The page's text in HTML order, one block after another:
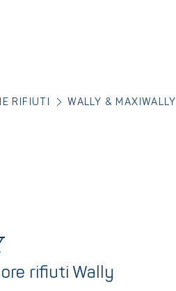
RIFIUTI WALLY & MAXIWALLY
rifiuti Wally